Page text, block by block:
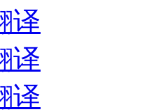
译
译
译